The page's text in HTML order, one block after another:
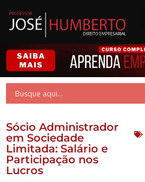
Sócio Administrador
em Sociedade
Limitada: Salário e
Participação nos
Lucros